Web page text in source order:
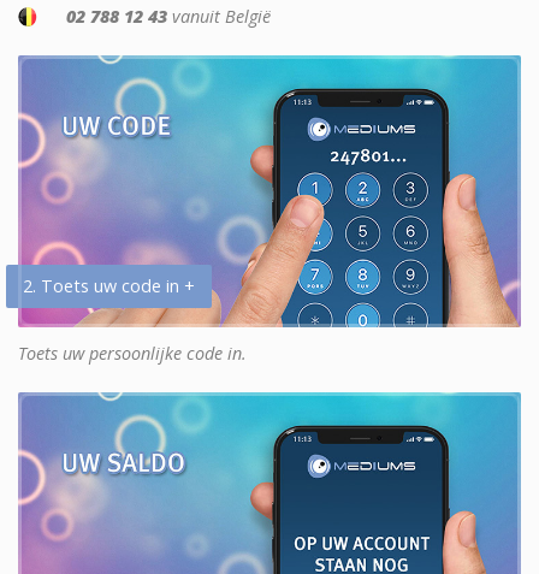
02 788 12 43 vanuit België
2. Toets uw code in +
Toets uw persoonlijke code in.